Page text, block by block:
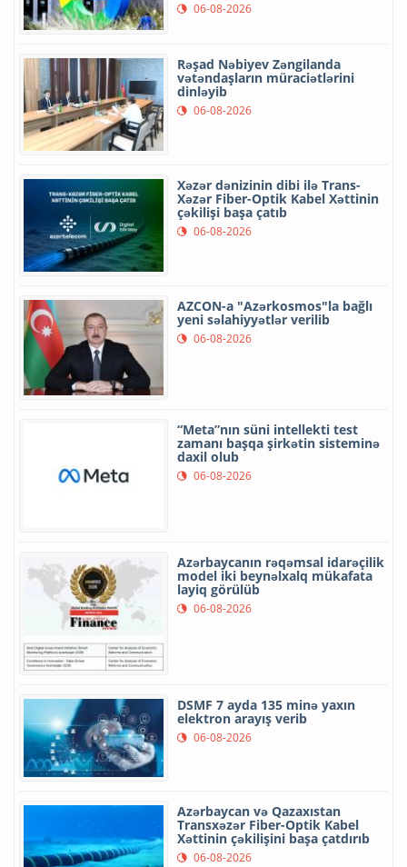
06-08-2026
Rəşad Nəbiyev Zəngilanda
vətəndaşların müraciətlərini
dinləyib
06-08-2026
Xəzər dənizinin dibi ilə Trans-
Xəzər Fiber-Optik Kabel Xəttinin
çəkilişi başa çatıb
06-08-2026
AZCON-a "Azərkosmos"la bağlı
yeni səlahiyyətlər verilib
06-08-2026
“Meta”nın süni intellekti test
zamanı başqa şirkətin sisteminə
daxil olub
06-08-2026
Azərbaycanın rəqəmsal idarəçilik
model iki beynəlxalq mükafata
layiq görülüb
06-08-2026
DSMF 7 ayda 135 minə yaxın
elektron arayış verib
06-08-2026
Azərbaycan və Qazaxıstan
Transxəzər Fiber-Optik Kabel
Xəttinin çəkilişini başa çatdırıb
06-08-2026